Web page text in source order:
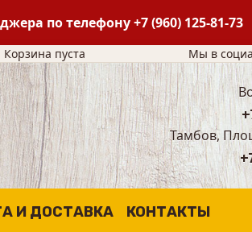
по телефону+7 (960) 125-81-73
Корзина пуста Мы в
Тамбов,
И ДОСТАВКА КОНТАКТЫ